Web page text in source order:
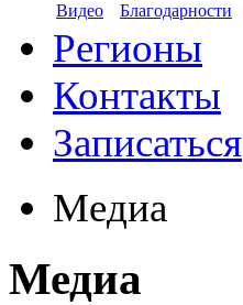
Видео
Благодарности
Регионы
Контакты
Записаться
Медиа
Медиа